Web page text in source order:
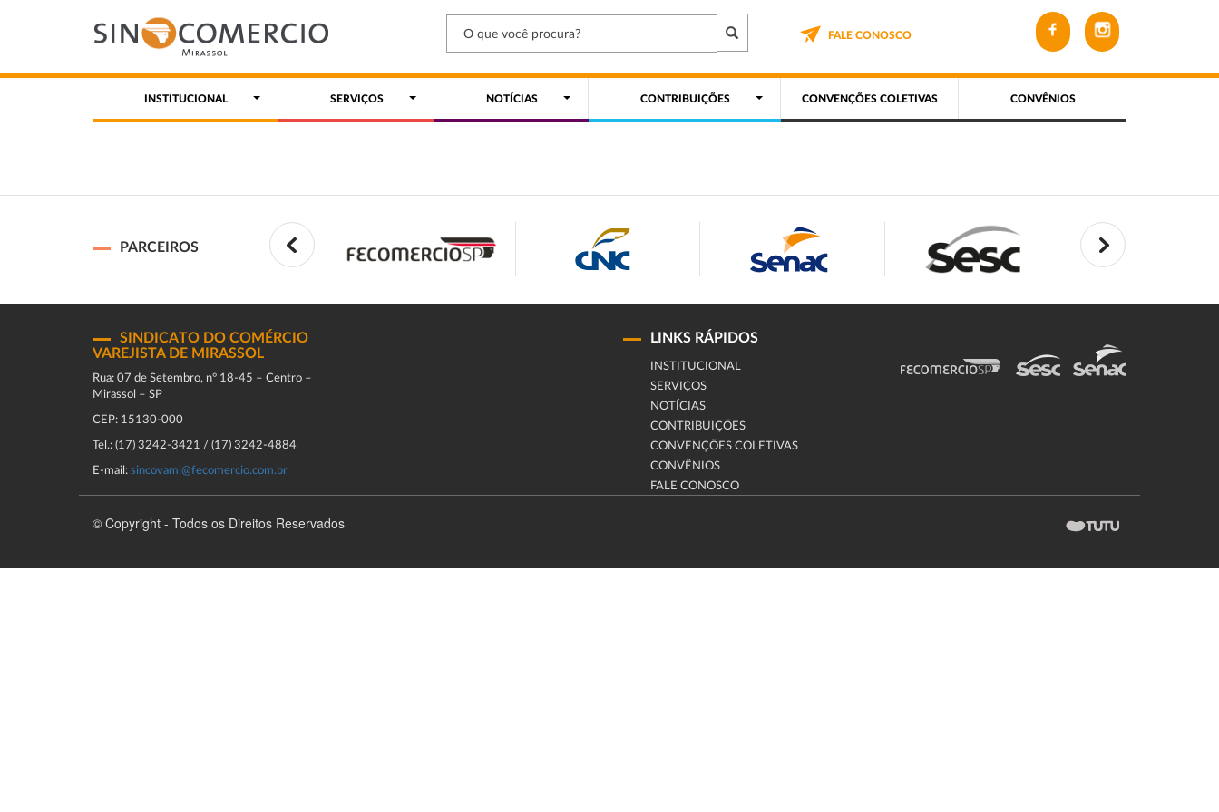
FALE CONOSCO
INSTITUCIONAL SERVIÇOS NOTÍCIAS CONTRIBUIÇÕES CONVENÇÕES COLETIVAS CONVÊNIOS
PARCEIROS
SINDICATO DO COMÉRCIO
VAREJISTA DE MIRASSOL
Rua: 07 de Setembro, n° 18-45 – Centro –
Mirassol – SP
CEP: 15130-000
Tel.: (17) 3242-3421 / (17) 3242-4884
E-mail: sincovami@fecomercio.com.br
LINKS RÁPIDOS
INSTITUCIONAL
SERVIÇOS
NOTÍCIAS
CONTRIBUIÇÕES
CONVENÇÕES COLETIVAS
CONVÊNIOS
FALE CONOSCO
© Copyright - Todos os Direitos Reservados